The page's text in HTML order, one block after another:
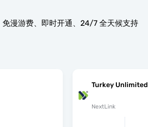
漫游费、即时开通、24/7 全天候支持
Turkey Unlimited
NextLink